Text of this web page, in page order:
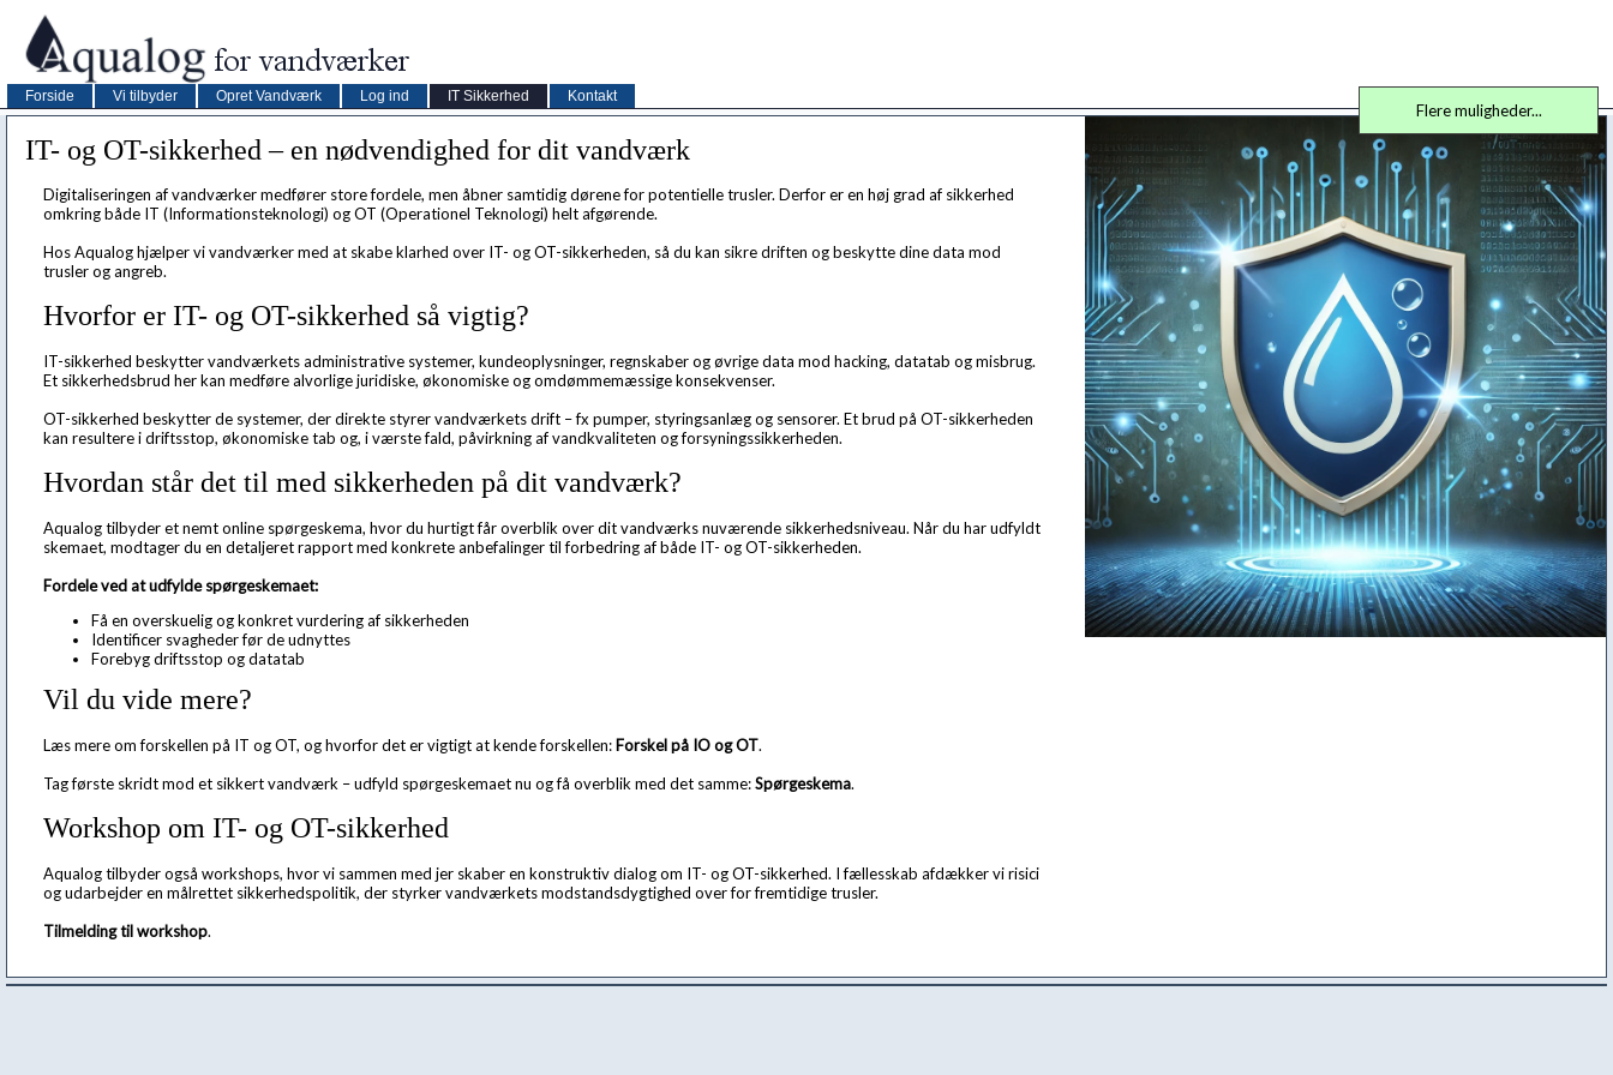
Forside Vi tilbyder Opret Vandværk Log ind IT Sikkerhed Kontakt
IT- og OT-sikkerhed – en nødvendighed for dit vandværk
Digitaliseringen af vandværker medfører store fordele, men åbner samtidig dørene for potentielle trusler. Derfor er en høj grad af sikkerhed
omkring både IT (Informationsteknologi) og OT (Operationel Teknologi) helt afgørende.
Hos Aqualog hjælper vi vandværker med at skabe klarhed over IT- og OT-sikkerheden, så du kan sikre driften og beskytte dine data mod
trusler og angreb.
Hvorfor er IT- og OT-sikkerhed så vigtig?
IT-sikkerhed beskytter vandværkets administrative systemer, kundeoplysninger, regnskaber og øvrige data mod hacking, datatab og misbrug.
Et sikkerhedsbrud her kan medføre alvorlige juridiske, økonomiske og omdømmemæssige konsekvenser.
OT-sikkerhed beskytter de systemer, der direkte styrer vandværkets drift – fx pumper, styringsanlæg og sensorer. Et brud på OT-sikkerheden
kan resultere i driftsstop, økonomiske tab og, i værste fald, påvirkning af vandkvaliteten og forsyningssikkerheden.
Hvordan står det til med sikkerheden på dit vandværk?
Aqualog tilbyder et nemt online spørgeskema, hvor du hurtigt får overblik over dit vandværks nuværende sikkerhedsniveau. Når du har udfyldt
skemaet, modtager du en detaljeret rapport med konkrete anbefalinger til forbedring af både IT- og OT-sikkerheden.
Fordele ved at udfylde spørgeskemaet:
Få en overskuelig og konkret vurdering af sikkerheden
Identificer svagheder før de udnyttes
Forebyg driftsstop og datatab
Vil du vide mere?
Læs mere om forskellen på IT og OT, og hvorfor det er vigtigt at kende forskellen: Forskel på IO og OT.
Tag første skridt mod et sikkert vandværk – udfyld spørgeskemaet nu og få overblik med det samme:Spørgeskema.
Workshop om IT- og OT-sikkerhed
Aqualog tilbyder også workshops, hvor vi sammen med jer skaber en konstruktiv dialog om IT- og OT-sikkerhed. I fællesskab afdækker vi risici
og udarbejder en målrettet sikkerhedspolitik, der styrker vandværkets modstandsdygtighed over for fremtidige trusler.
Tilmelding til workshop.